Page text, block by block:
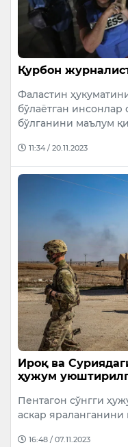
Қурбон
Фаластин
бўлаётган
бўлганини маълум
11:34 / 20.11.2023
Ироқ ва
ҳужум
Пентагон сўнгги
аскар
16:48 / 07.11.2023